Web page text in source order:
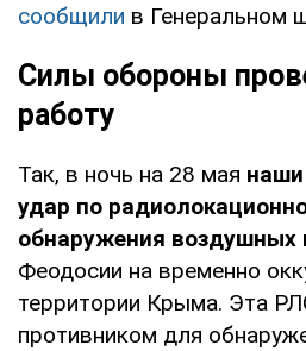
сообщили в Генеральном
Силы обороны
работу
Так, в ночь на 28 мая
удар по
обнаружения воздушных
Феодосии на временно
территории Крыма. Эта
противником для